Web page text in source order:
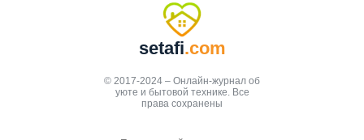
setafi.com
© 2017-2024 – Онлайн-журнал об
уюте и бытовой технике. Все
права сохранены